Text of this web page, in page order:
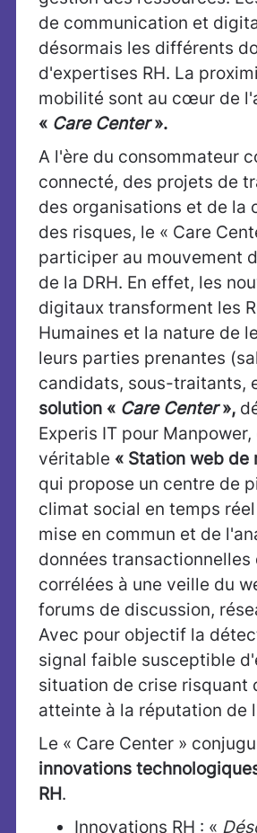
de communication et
désormais les différents
d'expertises RH. La
mobilité sont au cœur de
« Care Center».
A l'ère du consommateur
connecté, des projets de
des organisations et de la
des risques, le « Care
participer au mouvement
de la DRH. En effet, les
digitaux transforment les
Humaines et la nature de
leurs parties prenantes
candidats, sous-traitants,
solution « Care Center»,
Experis IT pour Manpower,
véritable « Station web de
qui propose un centre de
climat social en temps
mise en commun et de
données transactionnelles
corrélées à une veille du
forums de discussion,
Avec pour objectif la
signal faible susceptible
situation de crise risquant
atteinte à la réputation de
Le « Care Center »
innovations
RH.
Innovations RH : «